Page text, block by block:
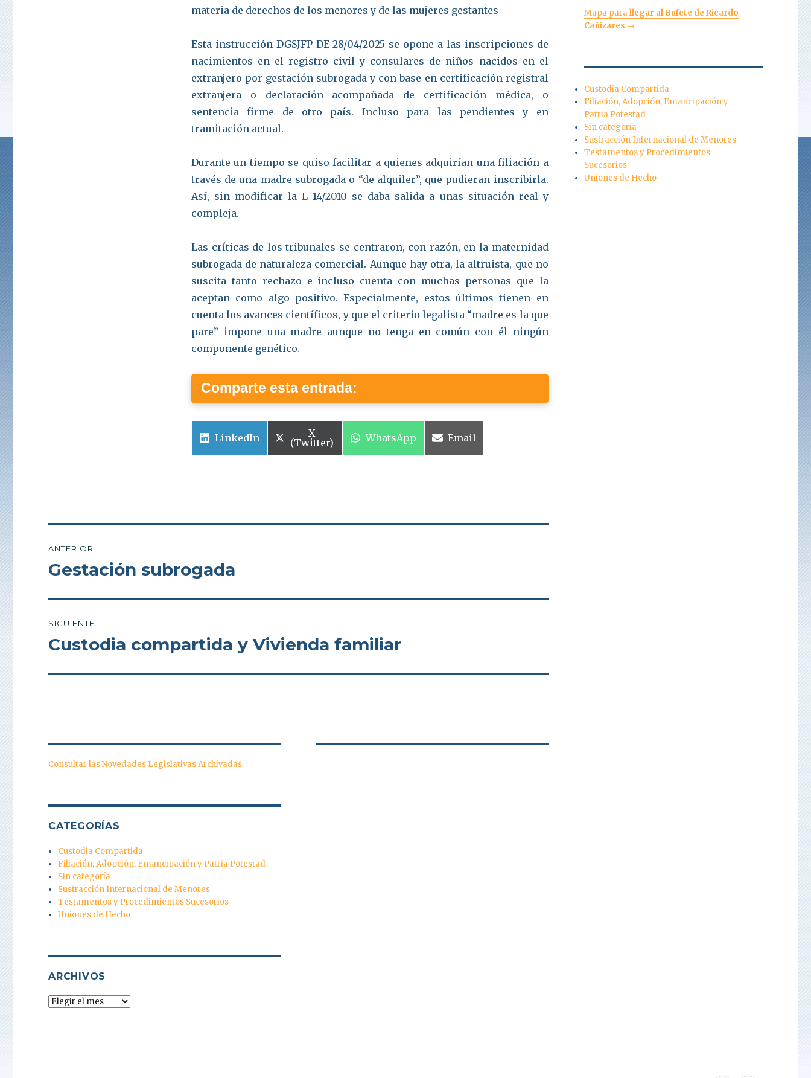
materia de derechos de los menores y de las mujeres gestantes
Esta instrucción DGSJFP DE 28/04/2025 se opone a las inscripciones de
nacimientos en el registro civil y consulares de niños nacidos en el
extranjero por gestación subrogada y con base en certificación registral
extranjera o declaración acompañada de certificación médica, o
sentencia firme de otro país. Incluso para las pendientes y en
tramitación actual.
Durante un tiempo se quiso facilitar a quienes adquirían una filiación a
través de una madre subrogada o “de alquiler”, que pudieran inscribirla.
Así, sin modificar la L 14/2010 se daba salida a unas situación real y
compleja.
Las críticas de los tribunales se centraron, con razón, en la maternidad
subrogada de naturaleza comercial. Aunque hay otra, la altruista, que no
suscita tanto rechazo e incluso cuenta con muchas personas que la
aceptan como algo positivo. Especialmente, estos últimos tienen en
cuenta los avances científicos, y que el criterio legalista “madre es la que
pare” impone una madre aunque no tenga en común con él ningún
componente genético.
Comparte esta entrada:
Compartir
LinkedIn
Compartir
en
X
(Twitter)
Compartir
WhatsApp
Compartir
Email
de
ANTERIOR
Entrada
Gestación subrogada
SIGUIENTE
Entrada
Custodia compartida y Vivienda familiar
Consultar las Novedades Legislativas Archivadas
CATEGORÍAS
Custodia Compartida
Filiación, Adopción, Emancipación y Patria Potestad
Sin categoría
Sustracción Internacional de Menores
Testamentos y Procedimientos Sucesorios
Uniones de Hecho
ARCHIVOS
Archivos
Mapa parallegar al Bufete de Ricardo
Cañizares →
Custodia Compartida
Filiación, Adopción, Emancipación y
Patria Potestad
Sin categoría
Sustracción Internacional de Menores
Testamentos y Procedimientos
Sucesorios
Uniones de Hecho